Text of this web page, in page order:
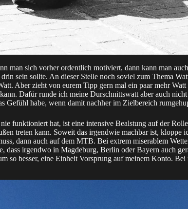
man sich vorher ordentlich motiviert, dann kann man
sein sollte. An dieser Stelle noch soviel zum Thema
Aber zieht von eurem Tipp gern mal ein paar mehr
Dafür runde ich meine Durschnittswatt aber auch
Gefühl habe, wenn damit nachher im Zielbereich
funktioniert hat, ist eine intensive Bealstung auf der
treten kann. Soweit das irgendwie machbar ist, kloppe
dann auch auf dem MTB. Bei extrem miserablem
dass irgendwo in Magdeburg, Berlin oder Bayern auch
so besser, eine Einheit Vorsprung auf meinem Konto.